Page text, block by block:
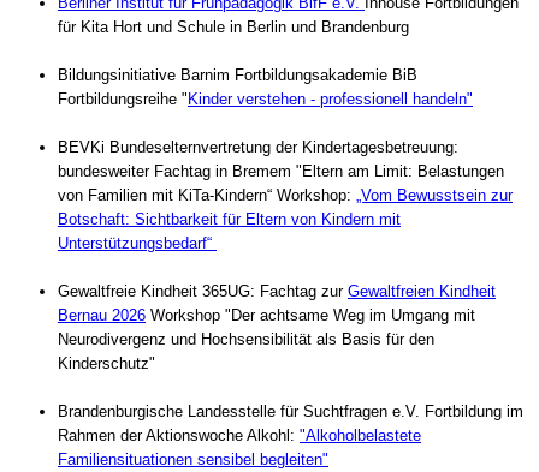
für Kita Hort und Schule in Berlin und Brandenburg
Bildungsinitiative Barnim Fortbildungsakademie BiB
Fortbildungsreihe " Kinder verstehen - professionell handeln"
BEVKi Bundeselternvertretung der Kindertagesbetreuung:
bundesweiter Fachtag in Bremem "Eltern am Limit: Belastungen
von Familien mit KiTa-Kindern“ Workshop: „Vom Bewusstsein zur
Botschaft: Sichtbarkeit für Eltern von Kindern mit
Unterstützungsbedarf“
Gewaltfreie Kindheit 365UG: Fachtag zur Gewaltfreien Kindheit
Bernau 2026 Workshop "Der achtsame Weg im Umgang mit
Neurodivergenz und Hochsensibilität als Basis für den
Kinderschutz"
Brandenburgische Landesstelle für Suchtfragen e.V. Fortbildung im
Rahmen der Aktionswoche Alkohl: "Alkoholbelastete
Familiensituationen sensibel begleiten"